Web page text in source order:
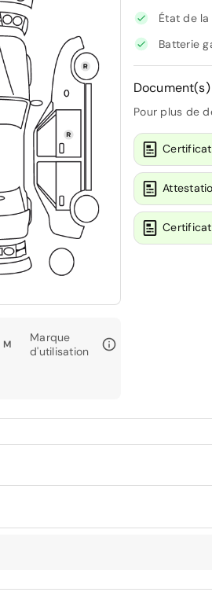
M
Marque
d'utilisation
État de
Batterie
Pour plus de